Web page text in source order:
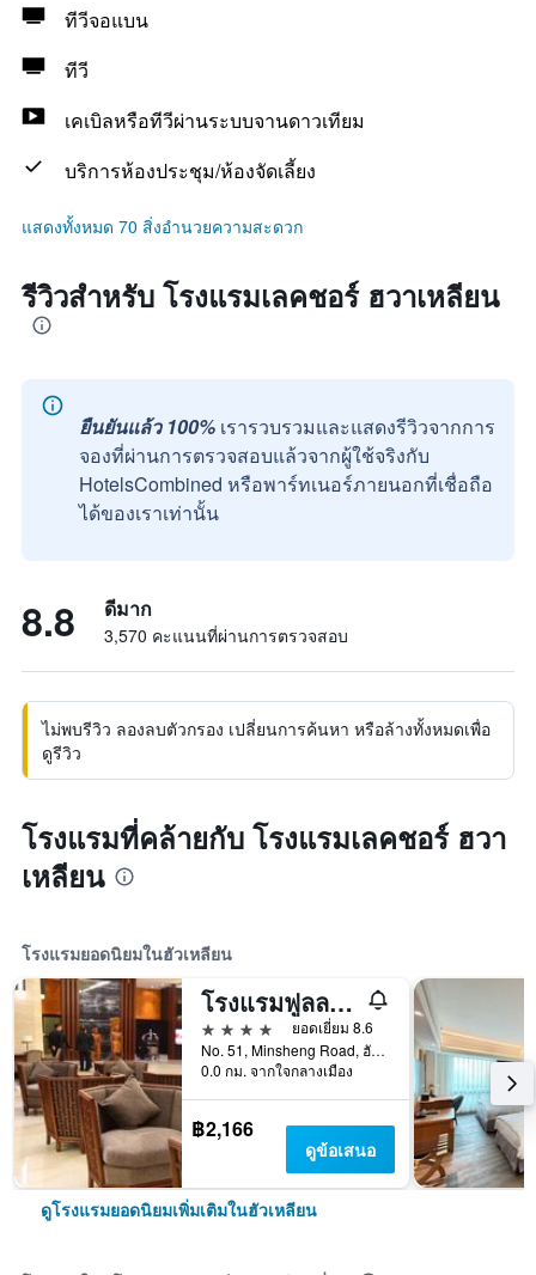
ทีวีจอแบน
ทีวี
เคเบิลหรือทีวีผ่านระบบจานดาวเทียม
บริการห้องประชุม/ห้องจัดเลี้ยง
แสดงทั้งหมด 70 สิ่งอำนวยความสะดวก
รีวิวสำหรับ โรงแรมเลคชอร์ ฮวาเหลียน
ยืนยันแล้ว 100% เรารวบรวมและแสดงรีวิวจากการ
จองที่ผ่านการตรวจสอบแล้วจากผู้ใช้จริงกับ
HotelsCombined หรือพาร์ทเนอร์ภายนอกที่เชื่อถือ
ได้ของเราเท่านั้น
8.8 ดีมาก
3,570 คะแนนที่ผ่านการตรวจสอบ
ไม่พบรีวิว ลองลบตัวกรอง เปลี่ยนการค้นหา หรือล้างทั้งหมดเพื่อ
ดูรีวิว
โรงแรมที่คล้ายกับ โรงแรมเลคชอร์ ฮวา
เหลียน
โรงแรมยอดนิยมในฮัวเหลียน
โรงแรมฟูลลอน ฮวาเหลียน
4 ดาว
ยอดเยี่ยม 8.6
No. 51, Minsheng Road, ฮัวเหลียน, ไต้หวัน
0.0 กม. จากใจกลางเมือง
฿2,166
ดูข้อเสนอ
ดูโรงแรมยอดนิยมเพิ่มเติมในฮัวเหลียน